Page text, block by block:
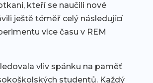
kteří se naučili nové
ještě téměř celý následující
více času v REM
vliv spánku na paměť
studentů. Každý